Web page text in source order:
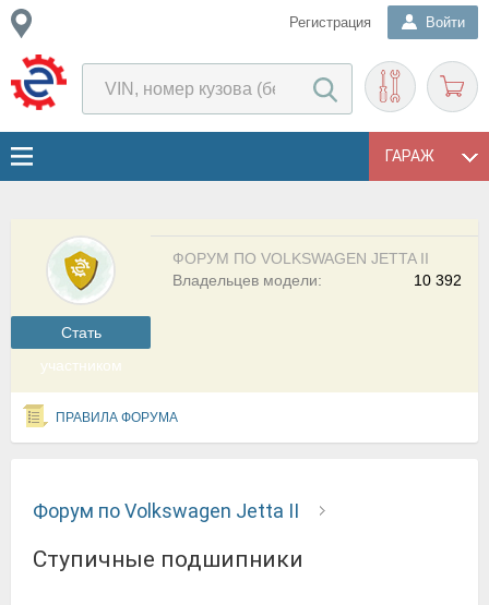
Регистрация Войти
ГАРАЖ
Cтать
участником
ФОРУМ ПО VOLKSWAGEN JETTA II
10 392
Владельцев модели:
ПРАВИЛА ФОРУМА
Форум по Volkswagen Jetta II
Ступичные подшипники